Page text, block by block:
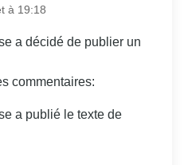
à 19:18
a décidé de publier un
commentaires:
a publié le texte de